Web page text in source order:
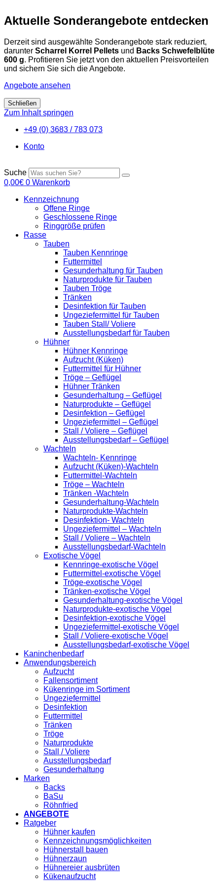
Aktuelle Sonderangebote entdecken
Derzeit sind ausgewählte Sonderangebote stark reduziert,
darunter Scharrel Korrel Pellets und Backs Schwefelblüte
600 g. Profitieren Sie jetzt von den aktuellen Preisvorteilen
und sichern Sie sich die Angebote.
Angebote ansehen
Schließen
Zum Inhalt springen
+49 (0) 3683 / 783 073
Konto
Suche
0,00€ 0 Warenkorb
Kennzeichnung
Offene Ringe
Geschlossene Ringe
Ringgröße prüfen
Rasse
Tauben
Tauben Kennringe
Futtermittel
Gesunderhaltung für Tauben
Naturprodukte für Tauben
Tauben Tröge
Tränken
Desinfektion für Tauben
Ungeziefermittel für Tauben
Tauben Stall/ Voliere
Ausstellungsbedarf für Tauben
Hühner
Hühner Kennringe
Aufzucht (Küken)
Futtermittel für Hühner
Tröge – Geflügel
Hühner Tränken
Gesunderhaltung – Geflügel
Naturprodukte – Geflügel
Desinfektion – Geflügel
Ungeziefermittel – Geflügel
Stall / Voliere – Geflügel
Ausstellungsbedarf – Geflügel
Wachteln
Wachteln- Kennringe
Aufzucht (Küken)-Wachteln
Futtermittel-Wachteln
Tröge – Wachteln
Tränken -Wachteln
Gesunderhaltung-Wachteln
Naturprodukte-Wachteln
Desinfektion- Wachteln
Ungeziefermittel – Wachteln
Stall / Voliere – Wachteln
Ausstellungsbedarf-Wachteln
Exotische Vögel
Kennringe-exotische Vögel
Futtermittel-exotische Vögel
Tröge-exotische Vögel
Tränken-exotische Vögel
Gesunderhaltung-exotische Vögel
Naturprodukte-exotische Vögel
Desinfektion-exotische Vögel
Ungeziefermittel-exotische Vögel
Stall / Voliere-exotische Vögel
Ausstellungsbedarf-exotische Vögel
Kaninchenbedarf
Anwendungsbereich
Aufzucht
Fallensortiment
Kükenringe im Sortiment
Ungeziefermittel
Desinfektion
Futtermittel
Tränken
Tröge
Naturprodukte
Stall / Voliere
Ausstellungsbedarf
Gesunderhaltung
Marken
Backs
BaSu
Röhnfried
ANGEBOTE
Ratgeber
Hühner kaufen
Kennzeichnungsmöglichkeiten
Hühnerstall bauen
Hühnerzaun
Hühnereier ausbrüten
Kükenaufzucht